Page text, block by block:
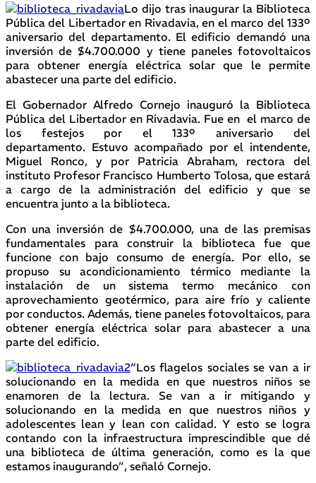
Lo dijo tras inaugurar la Biblioteca
Pública del Libertador en Rivadavia, en el marco del 133º
aniversario del departamento. El edificio demandó una
inversión de $4.700.000 y tiene paneles fotovoltaicos
para obtener energía eléctrica solar que le permite
abastecer una parte del edificio.
El Gobernador Alfredo Cornejo inauguró la Biblioteca
Pública del Libertador en Rivadavia. Fue en el marco de
los festejos por el 133º aniversario del
departamento. Estuvo acompañado por el intendente,
Miguel Ronco, y por Patricia Abraham, rectora del
instituto Profesor Francisco Humberto Tolosa, que estará
a cargo de la administración del edificio y que se
encuentra junto a la biblioteca.
Con una inversión de $4.700.000, una de las premisas
fundamentales para construir la biblioteca fue que
funcione con bajo consumo de energía. Por ello, se
propuso su acondicionamiento térmico mediante la
instalación de un sistema termo mecánico con
aprovechamiento geotérmico, para aire frío y caliente
por conductos. Además, tiene paneles fotovoltaicos, para
obtener energía eléctrica solar para abastecer a una
parte del edificio.
“Los flagelos sociales se van a ir
solucionando en la medida en que nuestros niños se
enamoren de la lectura. Se van a ir mitigando y
solucionando en la medida en que nuestros niños y
adolescentes lean y lean con calidad. Y esto se logra
contando con la infraestructura imprescindible que dé
una biblioteca de última generación, como es la que
estamos inaugurando”, señaló Cornejo.